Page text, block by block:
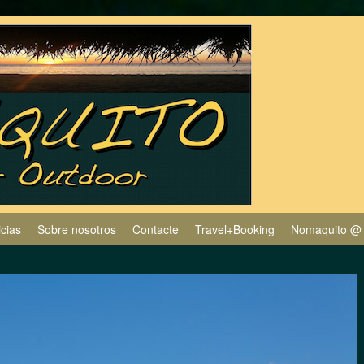
Sobre nosotros Contacte Travel+Booking Nomaquito